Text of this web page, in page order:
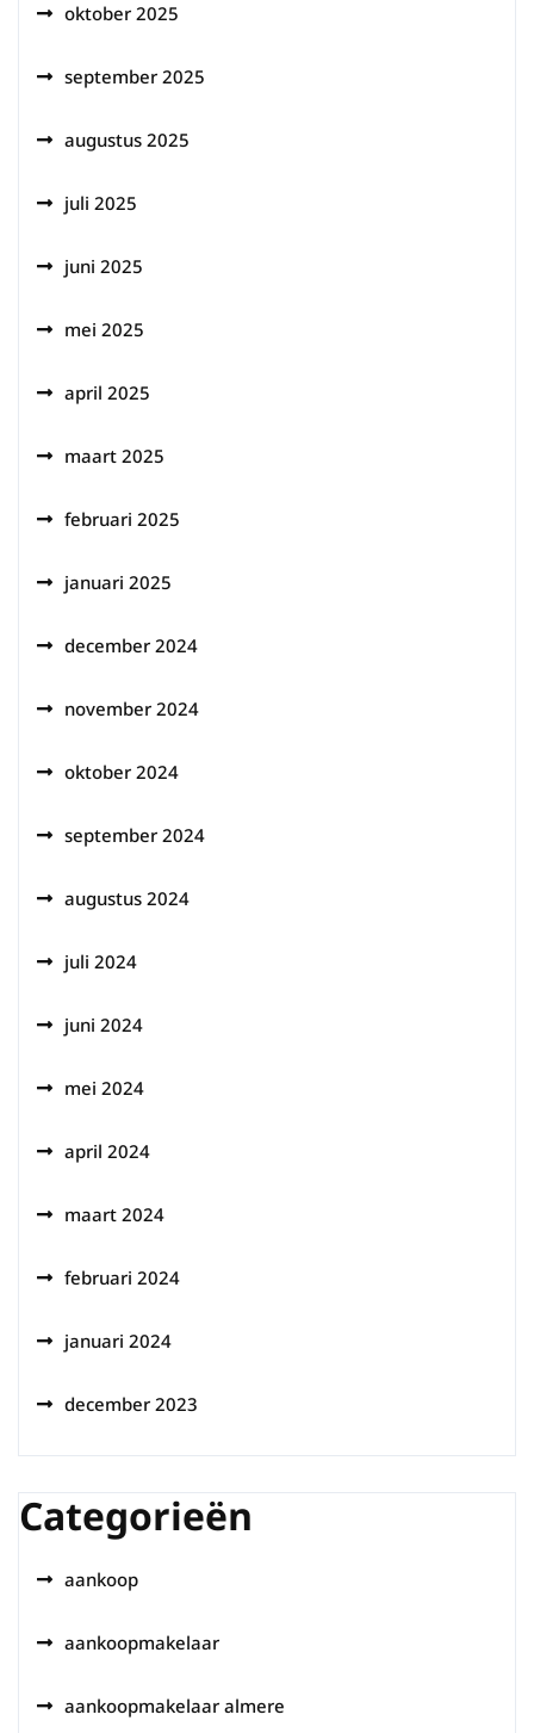
oktober 2025
september 2025
augustus 2025
juli 2025
juni 2025
mei 2025
april 2025
maart 2025
februari 2025
januari 2025
december 2024
november 2024
oktober 2024
september 2024
augustus 2024
juli 2024
juni 2024
mei 2024
april 2024
maart 2024
februari 2024
januari 2024
december 2023
Categorieën
aankoop
aankoopmakelaar
aankoopmakelaar almere